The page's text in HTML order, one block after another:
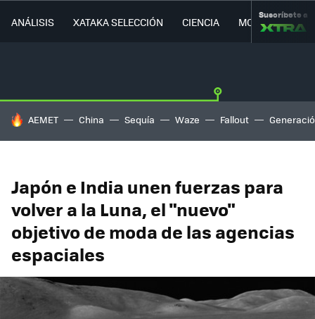
ANÁLISIS XATAKA SELECCIÓN CIENCIA MOVILIDAD
Suscríbete a
HOY SE HABLA DE
AEMET China Sequía Waze Fallout
Japón e India unen fuerzas para
volver a la Luna, el "nuevo"
objetivo de moda de las agencias
espaciales